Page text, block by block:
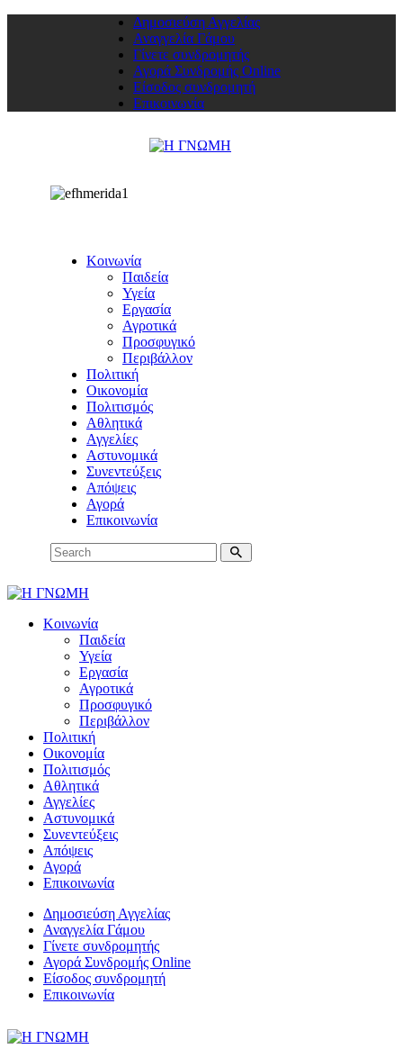
Δημοσιεύση Αγγελίας
Αναγγελία Γάμου
Γίνετε συνδρομητής
Αγορά Συνδρομής Online
Είσοδος συνδρομητή
Επικοινωνία
Κοινωνία
Παιδεία
Υγεία
Εργασία
Αγροτικά
Προσφυγικό
Περιβάλλον
Πολιτική
Οικονομία
Πολιτισμός
Αθλητικά
Αγγελίες
Αστυνομικά
Συνεντεύξεις
Απόψεις
Αγορά
Επικοινωνία
Κοινωνία
Παιδεία
Υγεία
Εργασία
Αγροτικά
Προσφυγικό
Περιβάλλον
Πολιτική
Οικονομία
Πολιτισμός
Αθλητικά
Αγγελίες
Αστυνομικά
Συνεντεύξεις
Απόψεις
Αγορά
Επικοινωνία
Δημοσιεύση Αγγελίας
Αναγγελία Γάμου
Γίνετε συνδρομητής
Αγορά Συνδρομής Online
Είσοδος συνδρομητή
Επικοινωνία